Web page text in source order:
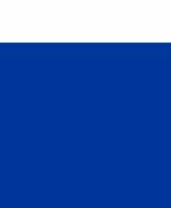
Ürün bilgilerinde hatalar